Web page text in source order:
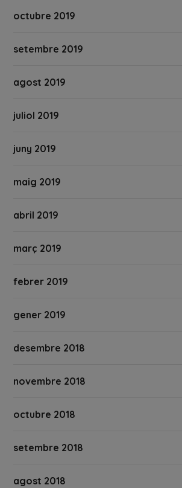
octubre 2019
setembre 2019
agost 2019
juliol 2019
juny 2019
maig 2019
abril 2019
març 2019
febrer 2019
gener 2019
desembre 2018
novembre 2018
octubre 2018
setembre 2018
agost 2018